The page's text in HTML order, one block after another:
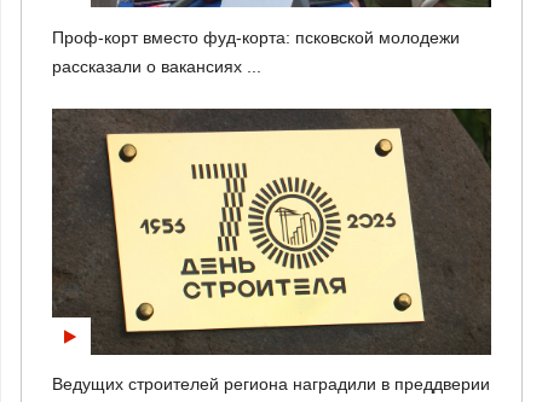
Проф-корт вместо фуд-корта: псковской молодежи
рассказали о вакансиях ...
Ведущих строителей региона наградили в преддверии